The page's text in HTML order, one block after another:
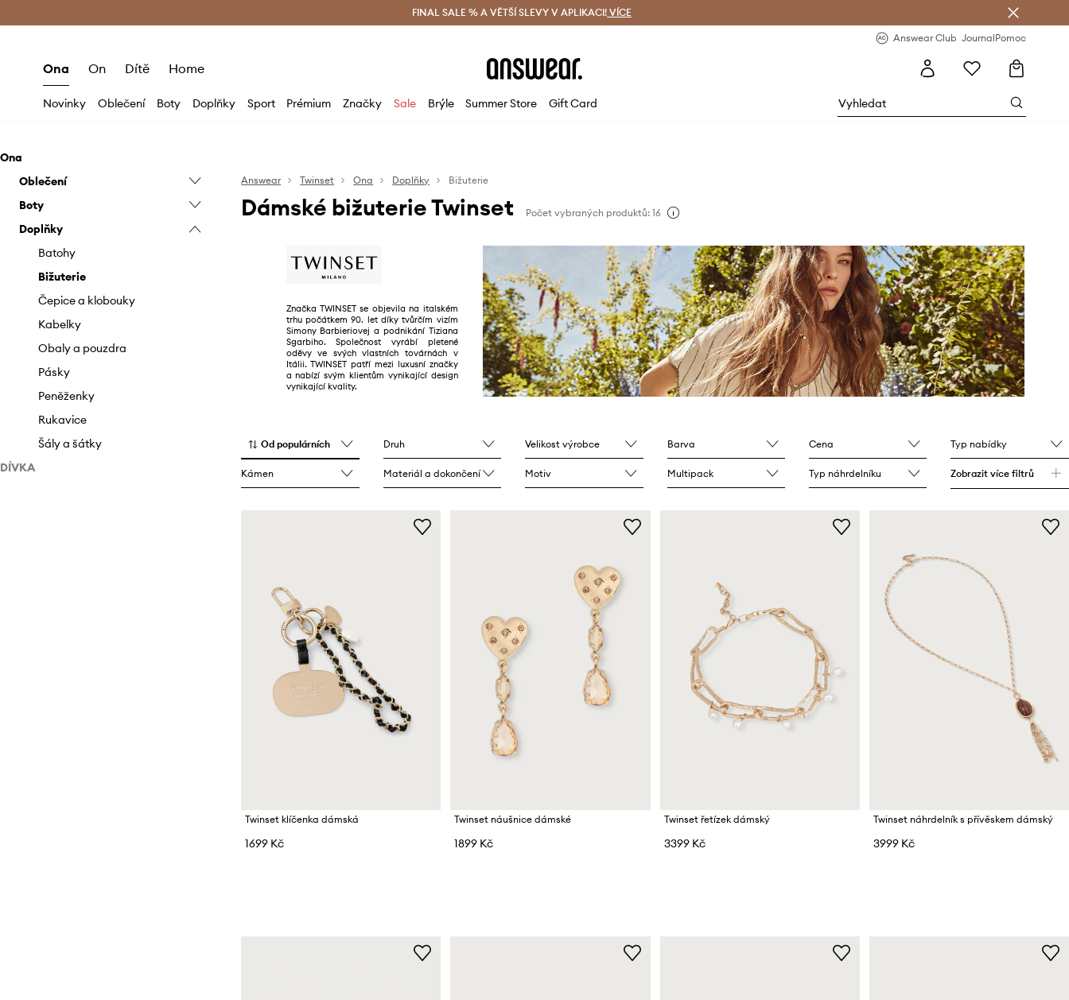
Doručení a vrácení zdarma (od 1800 Kč) Doručení i do 24 h
FINAL SALE % A VĚTŠÍ SLEVY V APLIKACI! VÍCE
Answear Club JournalPomoc
Ona On Dítě Home
Novinky Oblečení Boty Doplňky Sport Prémium Značky Sale Brýle Summer Store Gift Card
Ona
Oblečení
Bundy
Džíny
Halenky a košile
Kabáty
Kalhoty a legíny
Mikiny
Overaly
Plavky
Sady
Saka
Spodní prádlo
Boty
Baleríny
Kotníkové boty
Kozačky
Lodičky
Mokasíny a polobotky
Papuče
Sandály a pantofle
Sněhule
Sneakers boty
Doplňky
Batohy
Bižuterie
Čepice a klobouky
Kabelky
Obaly a pouzdra
Pásky
Peněženky
Rukavice
Šály a šátky
DÍVKA
Answear Twinset Ona Doplňky Bižuterie
Dámské bižuterie Twinset Počet vybraných produktů: 16
Značka TWINSET se objevila na italském
trhu počátkem 90. let díky tvůrčím vizím
Simony Barbieriovej a podnikání Tiziana
Sgarbiho. Společnost vyrábí pletené
oděvy ve svých vlastních továrnách v
Itálii. TWINSET patří mezi luxusní značky
a nabízí svým klientům vynikající design
vynikající kvality.
Od populárních Druh Velikost výrobce Barva Cena Typ nabídky
Kámen Materiál a dokončení Motiv Multipack Typ náhrdelníku Zobrazit více filtrů
Twinset klíčenka dámská
1699 Kč
Twinset náušnice dámské
1899 Kč
Twinset řetízek dámský
3399 Kč
Twinset náhrdelník s přívěskem dámský
3999 Kč